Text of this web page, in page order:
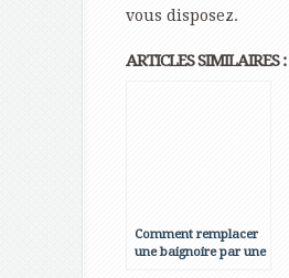
vous disposez.
ARTICLES SIMILAIRES :
Comment remplacer
une baignoire par une